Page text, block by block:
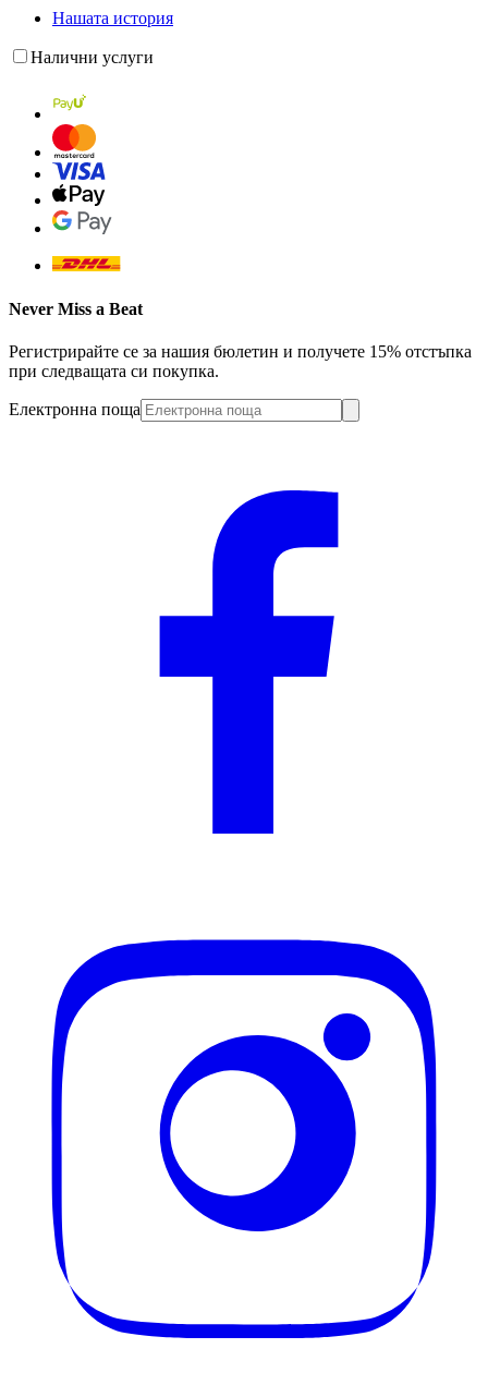
Нашата история
Налични услуги
Never Miss a Beat
Регистрирайте се за нашия бюлетин и получете 15% отстъпка
при следващата си покупка.
Електронна поща